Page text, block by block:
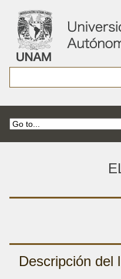
Descripción del